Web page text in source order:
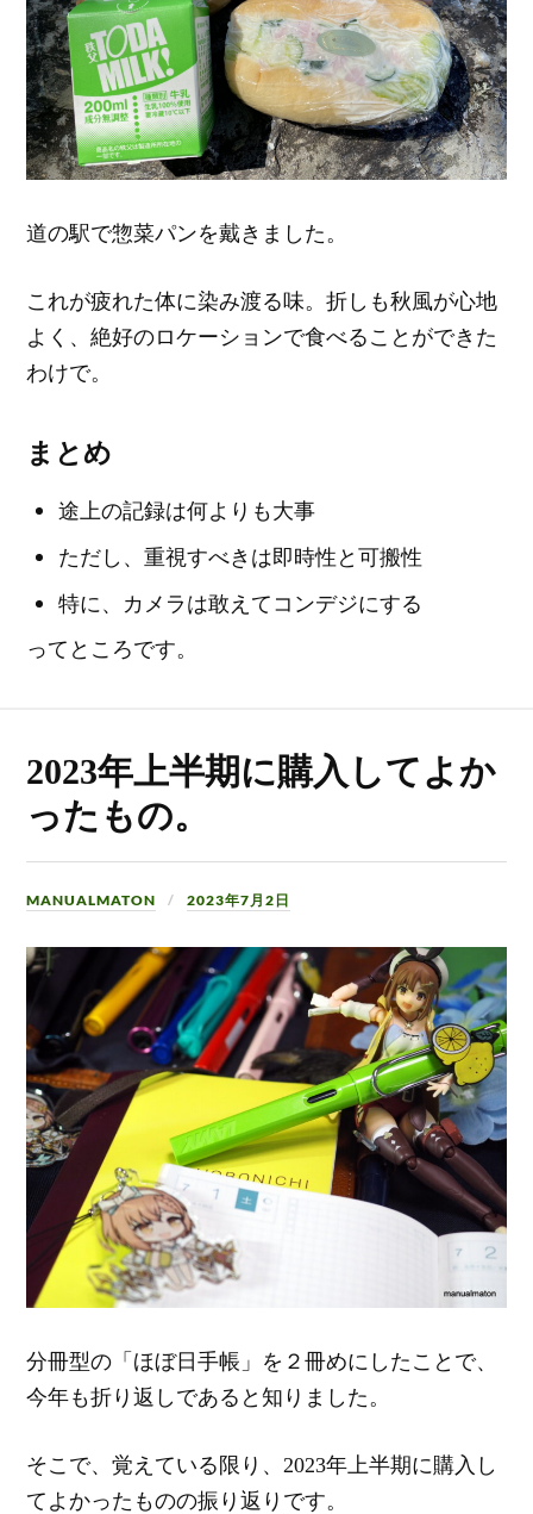
道の駅で惣菜パンを戴きました。
これが疲れた体に染み渡る味。折しも秋風が心地
よく、絶好のロケーションで食べることができた
わけで。
まとめ
途上の記録は何よりも大事
ただし、重視すべきは即時性と可搬性
特に、カメラは敢えてコンデジにする
ってところです。
2023年上半期に購入してよか
ったもの。
MANUALMATON 2023年7月2日
分冊型の「ほぼ日手帳」を２冊めにしたことで、
今年も折り返しであると知りました。
そこで、覚えている限り、2023年上半期に購入し
てよかったものの振り返りです。